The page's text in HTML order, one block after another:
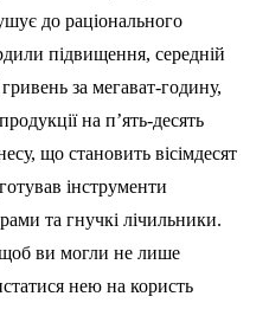
до раціонального
підвищення, середній
за мегават-годину,
на п’ять-десять
що становить вісімдесят
інструменти
та гнучкі лічильники.
ви могли не лише
нею на користь